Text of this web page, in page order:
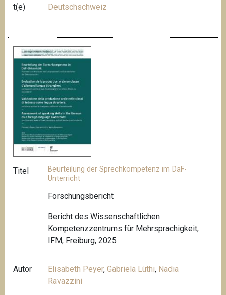
t(e)
Deutschschweiz
Titel
Beurteilung der Sprechkompetenz im DaF-
Unterricht
Forschungsbericht
Bericht des Wissenschaftlichen
Kompetenzzentrums für Mehrsprachigkeit,
IFM, Freiburg, 2025
Autor Elisabeth Peyer,Gabriela Lüthi, Nadia
Ravazzini